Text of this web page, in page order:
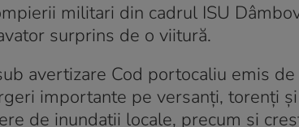
militari din cadrul ISU
surprins de o viitură.
avertizare Cod portocaliu emis
importante pe versanţi, torenţi
de inundaţii locale, precum şi